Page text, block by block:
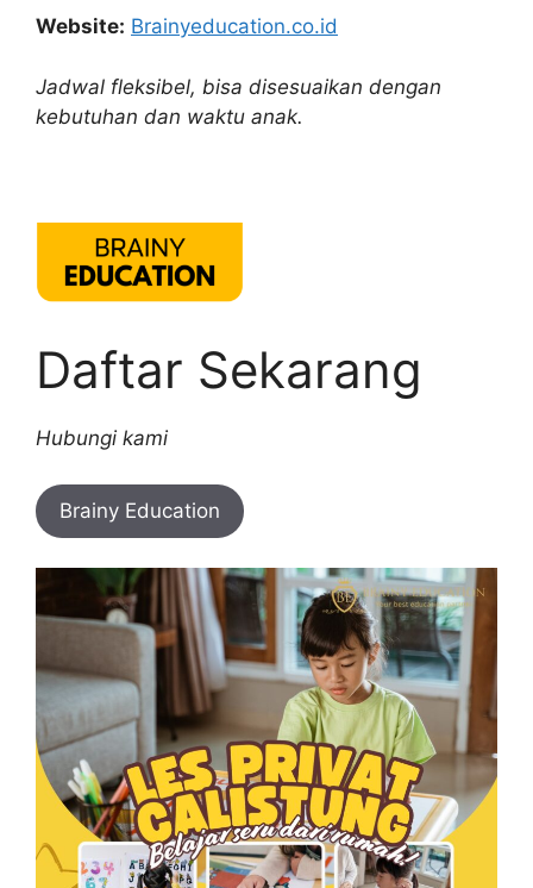
Website: Brainyeducation.co.id
Jadwal fleksibel, bisa disesuaikan dengan
kebutuhan dan waktu anak.
Daftar Sekarang
Hubungi kami
Brainy Education